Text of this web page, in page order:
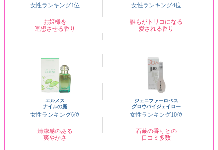
女性ランキング1位
お姫様を
連想させる香り
女性ランキング4位
誰もがトリコになる
愛される香り
エルメス
ナイルの庭
女性ランキング6位
清潔感のある
爽やかさ
ジェニファーロペス
グロウバイジェイロー
女性ランキング10位
石鹸の香りとの
口コミ多数